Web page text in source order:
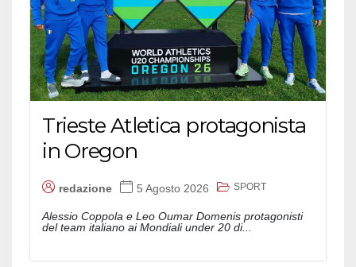
Trieste Atletica protagonista
in Oregon
redazione 5 Agosto 2026 SPORT
Alessio Coppola e Leo Oumar Domenis protagonisti
del team italiano ai Mondiali under 20 di...